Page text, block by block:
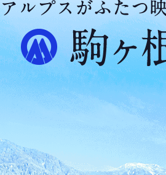
ア
ル
プ
ス
が
た